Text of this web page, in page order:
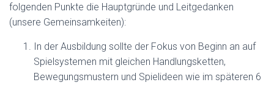
folgenden Punkte die Hauptgründe und Leitgedanken
(unsere Gemeinsamkeiten):
In der Ausbildung sollte der Fokus von Beginn an auf
Spielsystemen mit gleichen Handlungsketten,
Bewegungsmustern und Spielideen wie im späteren 6